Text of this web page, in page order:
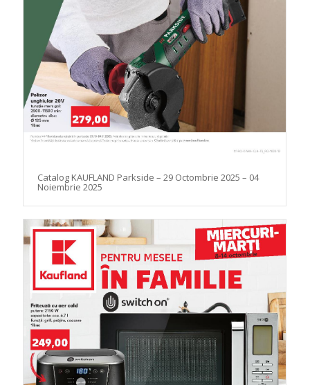
Catalog KAUFLAND Parkside – 29 Octombrie 2025 – 04
Noiembrie 2025